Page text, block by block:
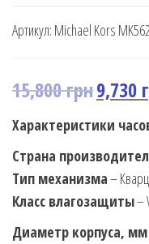
Артикул: Michael Kors
15,800грн9,730
Характеристики
Страна
Тип механизма–
Класс влагозащиты–
Диаметр корпуса, мм